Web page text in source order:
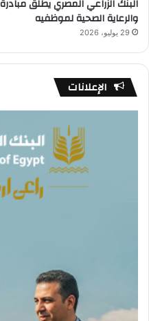
البنك الزراعي المصري يطلق
والرعاية الصحية لموظفيه
29 يوليو، 2026
الإعلانات